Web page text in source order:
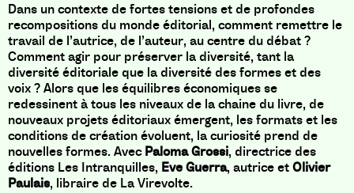
Dans un contexte de fortes tensions et de profondes
recompositions du monde éditorial, comment remettre le
travail de l’autrice, de l’auteur, au centre du débat ?
Comment agir pour préserver la diversité, tant la
diversité éditoriale que la diversité des formes et des
voix ? Alors que les équilibres économiques se
redessinent à tous les niveaux de la chaine du livre, de
nouveaux projets éditoriaux émergent, les formats et les
conditions de création évoluent, la curiosité prend de
nouvelles formes. AvecPaloma Grossi, directrice des
éditions Les Intranquilles, Eve Guerra, autrice etOlivier
Paulais, libraire de La Virevolte.